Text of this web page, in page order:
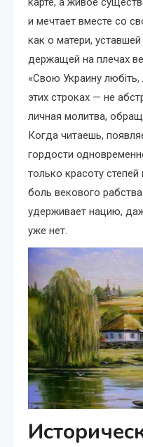
и мечтает вместе со
как о матери,
держащей на плечах
«Свою Украину любіть,
этих строках — не
личная молитва,
Когда читаешь,
гордости
только красоту
боль векового
удерживает нацию,
уже нет.